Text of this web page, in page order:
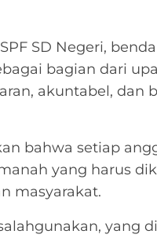
SD Negeri,
bagian dari
akuntabel, dan
bahwa setiap
yang harus
masyarakat.
yang